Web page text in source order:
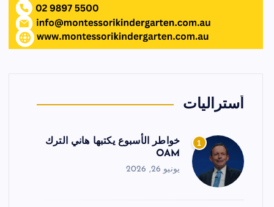
أستراليات
1
خواطر الأسبوع يكتبها هاني الترك
OAM
يونيو 26, 2026